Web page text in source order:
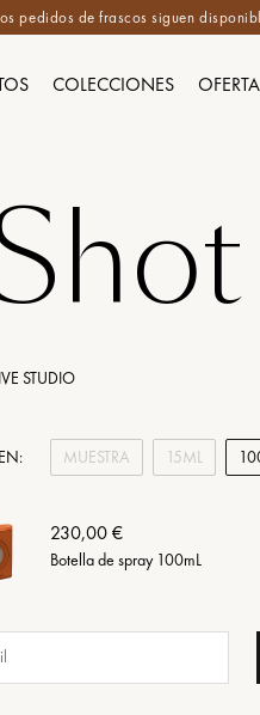
pedidos de frascos siguen
COLECCIONES OFERTA
STUDIO
MUESTRA 15ML
230,00 €
Botella de spray 100mL